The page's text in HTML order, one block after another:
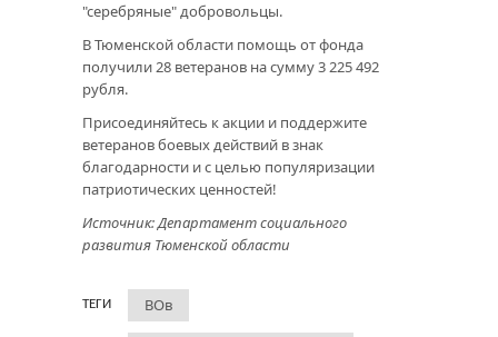
"серебряные" добровольцы.
В Тюменской области помощь от фонда
получили 28 ветеранов на сумму 3 225 492
рубля.
Присоединяйтесь к акции и поддержите
ветеранов боевых действий в знак
благодарности и с целью популяризации
патриотических ценностей!
Источник: Департамент социального
развития Тюменской области
ТЕГИ ВОв